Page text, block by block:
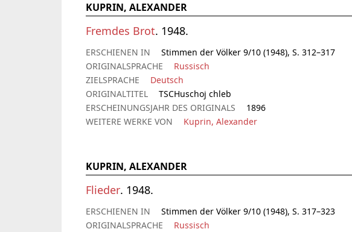
KUPRIN, ALEXANDER
Fremdes Brot. 1948.
ERSCHIENEN IN
Stimmen der Völker 9/10 (1948), S. 312–317
ORIGINALSPRACHE
Russisch
ZIELSPRACHE
Deutsch
ORIGINALTITEL
TSCHuschoj chleb
ERSCHEINUNGSJAHR DES ORIGINALS
1896
WEITERE WERKE VON
Kuprin, Alexander
KUPRIN, ALEXANDER
Flieder. 1948.
ERSCHIENEN IN
Stimmen der Völker 9/10 (1948), S. 317–323
ORIGINALSPRACHE
Russisch